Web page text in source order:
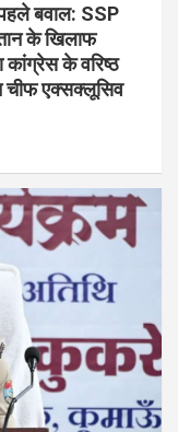
पहले बवाल: SSP
के खिलाफ
के वरिष्ठ
एक्सक्लूसिव